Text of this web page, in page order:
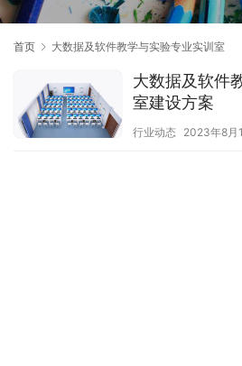
首页 大数据及软件教学与实验专业实训室
大数据及软件
室建设方案
行业动态 2023年8月